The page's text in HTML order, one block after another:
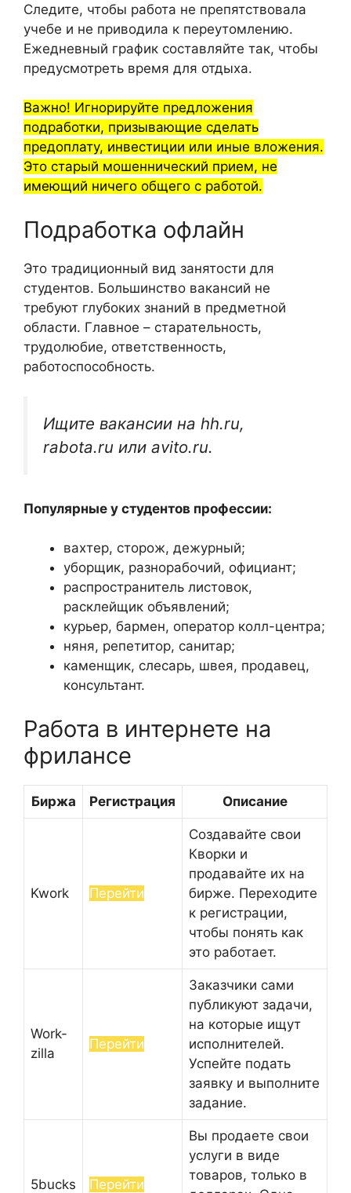
Следите, чтобы работа не препятствовала
учебе и не приводила к переутомлению.
Ежедневный график составляйте так, чтобы
предусмотреть время для отдыха.
Важно! Игнорируйте предложения
подработки, призывающие сделать
предоплату, инвестиции или иные вложения.
Это старый мошеннический прием, не
имеющий ничего общего с работой.
Подработка офлайн
Это традиционный вид занятости для
студентов. Большинство вакансий не
требуют глубоких знаний в предметной
области. Главное – старательность,
трудолюбие, ответственность,
работоспособность.
Ищите вакансии на hh.ru,
rabota.ru или avito.ru.
Популярные у студентов профессии:
вахтер, сторож, дежурный;
уборщик, разнорабочий, официант;
распространитель листовок,
расклейщик объявлений;
курьер, бармен, оператор колл-центра;
няня, репетитор, санитар;
каменщик, слесарь, швея, продавец,
консультант.
Работа в интернете на
фрилансе
Биржа Регистрация Описание
Kwork Перейти
Создавайте свои
Кворки и
продавайте их на
бирже. Переходите
к регистрации,
чтобы понять как
это работает.
Work-
zilla
Перейти
Заказчики сами
публикуют задачи,
на которые ищут
исполнителей.
Успейте подать
заявку и выполните
задание.
5bucks Перейти
Вы продаете свои
услуги в виде
товаров, только в